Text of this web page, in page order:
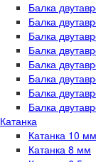
Балка
Балка
Балка
Балка
Балка
Балка
Балка
Балка
Катанка
Катанка 10 мм
Катанка 8 мм